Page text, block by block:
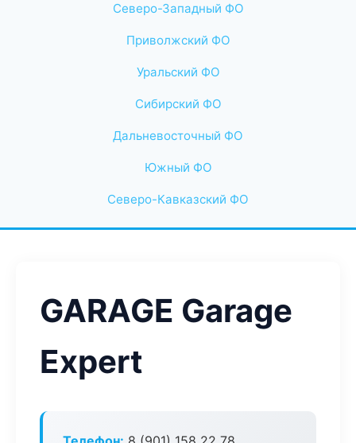
Северо-Западный ФО
Приволжский ФО
Уральский ФО
Сибирский ФО
Дальневосточный ФО
Южный ФО
Северо-Кавказский ФО
GARAGE Garage
Expert